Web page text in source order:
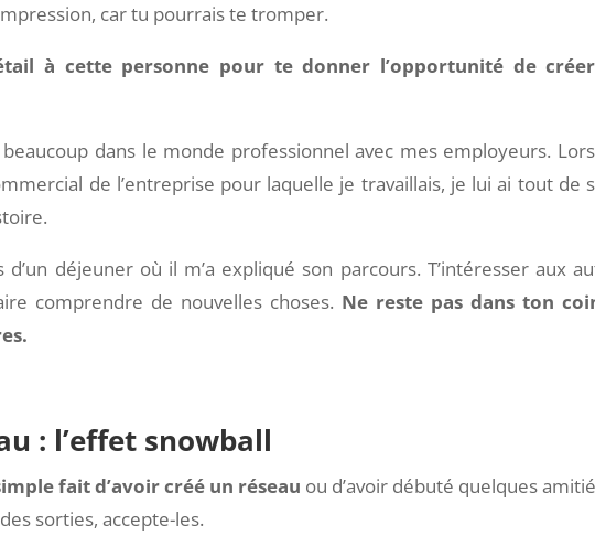
car tu pourrais te tromper.
à cette personne pour te donner l’opportunité de
beaucoup dans le monde professionnel avec mes employeurs.
de l’entreprise pour laquelle je travaillais, je lui ai tout de
d’un déjeuner où il m’a expliqué son parcours. T’intéresser aux
comprendre de nouvelles choses. Ne reste pas dans ton
: l’effet snowball
fait d’avoir créé un réseau ou d’avoir débuté quelques
sorties, accepte-les.